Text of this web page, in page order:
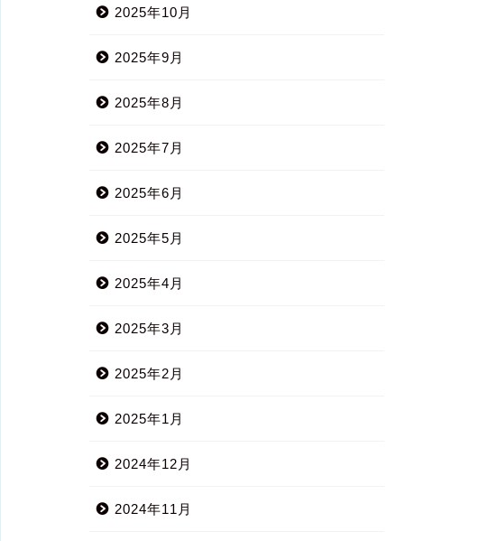
2025年10月
2025年9月
2025年8月
2025年7月
2025年6月
2025年5月
2025年4月
2025年3月
2025年2月
2025年1月
2024年12月
2024年11月